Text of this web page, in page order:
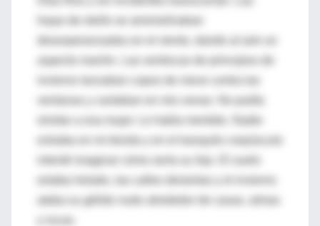
aspecto marrón. Las ventiscas de principios de
entraba en mi tienda y en el tranquilo crepúsculo
intenté imaginar cómo sería su hijo. El suelo
ataba su gélido nudo alrededor de casas, almas